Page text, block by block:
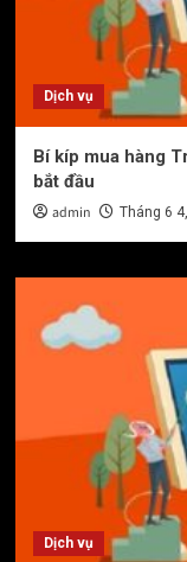
Dịch vụ
Bí kíp mua hàng
bắt đầu
admin Tháng 6
Dịch vụ